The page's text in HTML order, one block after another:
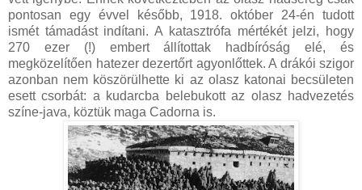
pontosan egy évvel később, 1918. október 24-én tudott
ismét támadást indítani. A katasztrófa mértékét jelzi, hogy
270 ezer (!) embert állítottak hadbíróság elé, és
megközelítően hatezer dezertőrt agyonlőttek. A drákói szigor
azonban nem köszörülhette ki az olasz katonai becsületen
esett csorbát: a kudarcba belebukott az olasz hadvezetés
színe-java, köztük maga Cadorna is.